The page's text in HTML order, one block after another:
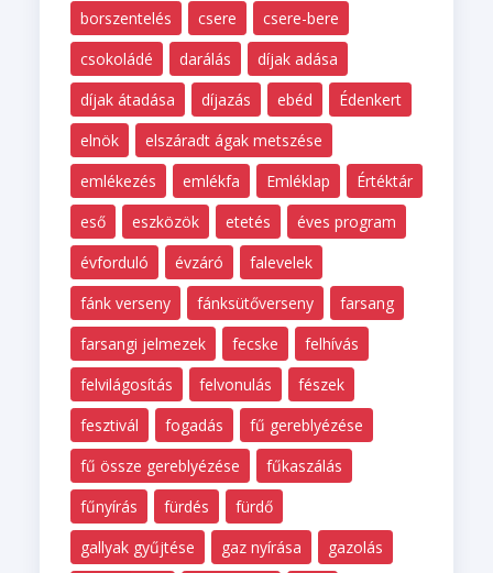
borszentelés csere
csere-bere
csokoládé
darálás
díjak adása
díjak átadása
díjazás ebéd
Édenkert
elnök
elszáradt ágak metszése
emlékezés
emlékfa Emléklap
Értéktár
eső
eszközök etetés
éves program
évforduló
évzáró
falevelek
fánk verseny
fánksütőverseny
farsang
farsangi jelmezek
fecske
felhívás
felvilágosítás
felvonulás
fészek
fesztivál
fogadás
fű gereblyézése
fű össze gereblyézése
fűkaszálás
fűnyírás
fürdés
fürdő
gallyak gyűjtése
gaz nyírása
gazolás